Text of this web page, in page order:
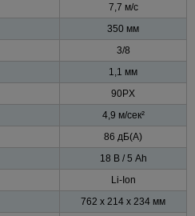
7,7 м/с
350 мм
3/8
1,1 мм
90PX
4,9 м/сек²
86 дБ(A)
18 В / 5 Ah
Li-Ion
762 x 214 x 234 мм